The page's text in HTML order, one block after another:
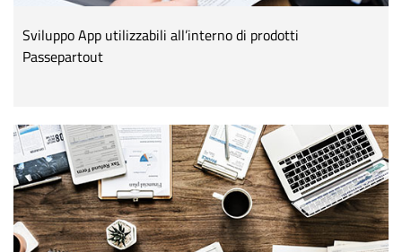
Sviluppo App utilizzabili all’interno di prodotti
Passepartout